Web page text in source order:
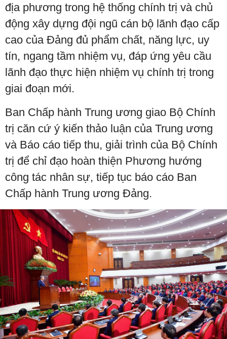
địa phương trong hệ thống chính trị và chủ
động xây dựng đội ngũ cán bộ lãnh đạo cấp
cao của Đảng đủ phẩm chất, năng lực, uy
tín, ngang tầm nhiệm vụ, đáp ứng yêu cầu
lãnh đạo thực hiện nhiệm vụ chính trị trong
giai đoạn mới.
Ban Chấp hành Trung ương giao Bộ Chính
trị căn cứ ý kiến thảo luận của Trung ương
và Báo cáo tiếp thu, giải trình của Bộ Chính
trị để chỉ đạo hoàn thiện Phương hướng
công tác nhân sự, tiếp tục báo cáo Ban
Chấp hành Trung ương Đảng.